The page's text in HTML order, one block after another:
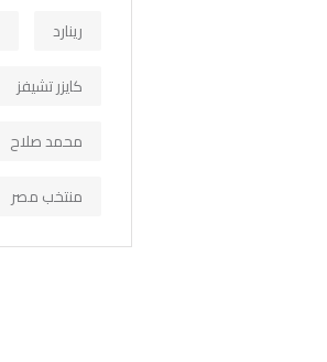
رينارد
كايزر تشيفز
محمد صلاح
منتخب مصر